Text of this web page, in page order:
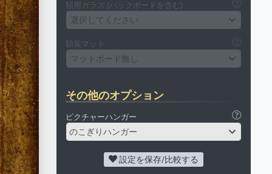
額用ガラス (バックボードを含む)
選択してください
額装マット
マットボード無し
その他のオプション
ピクチャーハンガー
のこぎりハンガー
設定を保存/比較する